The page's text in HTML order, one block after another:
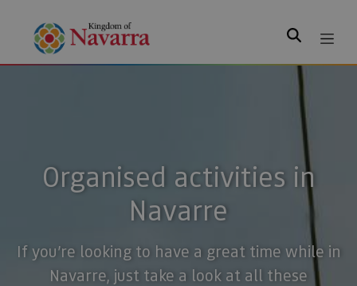
Search
Organised activities in
Navarre
If you’re looking to have a great time while in
Navarre, just take a look at all these